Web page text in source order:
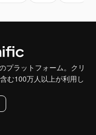
プラットフォーム。クリ
む100万人以上が利用し